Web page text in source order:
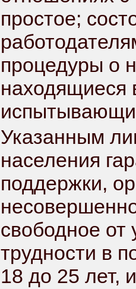
простое;
процедуры о
находящиеся
Указанным
населения
поддержки,
свободное
трудности в
18 до 25 лет,